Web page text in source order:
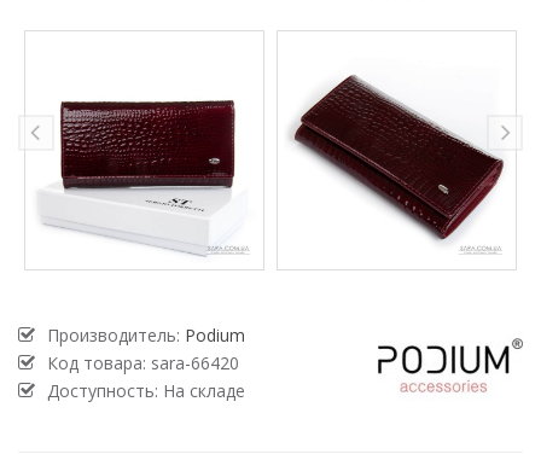
Производитель: Podium
Код товара: sara-66420
Доступность: На складе